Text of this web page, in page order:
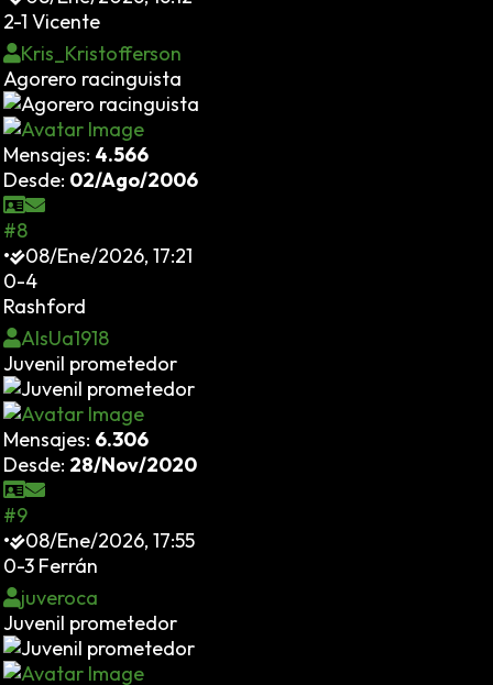
2-1 Vicente
Kris_Kristofferson
Agorero racinguista
Mensajes: 4.566
Desde: 02/Ago/2006
#8
•
08/Ene/2026, 17:21
0-4
Rashford
AlsUa1918
Juvenil prometedor
Mensajes: 6.306
Desde: 28/Nov/2020
#9
•
08/Ene/2026, 17:55
0-3 Ferrán
juveroca
Juvenil prometedor